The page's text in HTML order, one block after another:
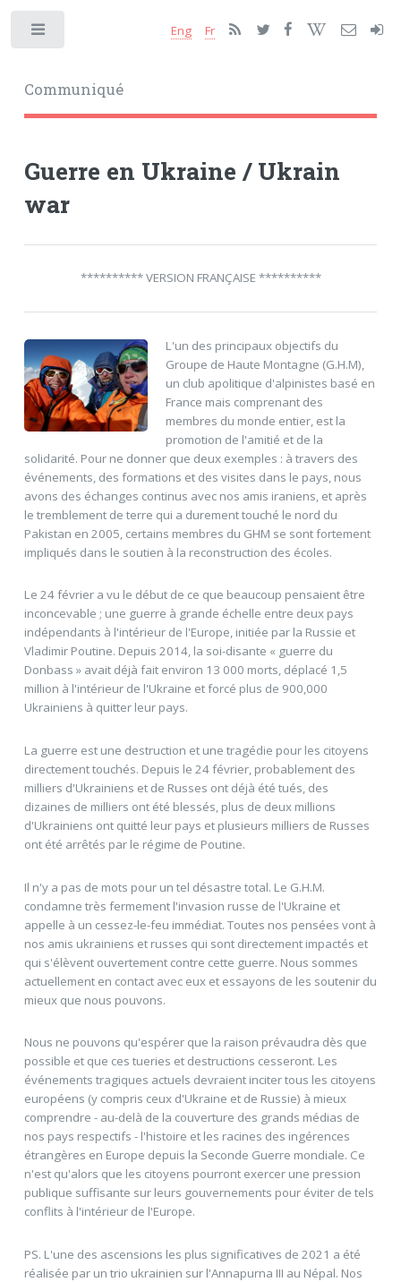
Communiqué
Eng Fr
Guerre en Ukraine / Ukrain
war
********** VERSION FRANÇAISE **********
L'un des principaux objectifs du
Groupe de Haute Montagne (G.H.M),
un club apolitique d'alpinistes basé en
France mais comprenant des
membres du monde entier, est la
promotion de l'amitié et de la
solidarité. Pour ne donner que deux exemples : à travers des
événements, des formations et des visites dans le pays, nous
avons des échanges continus avec nos amis iraniens, et après
le tremblement de terre qui a durement touché le nord du
Pakistan en 2005, certains membres du GHM se sont fortement
impliqués dans le soutien à la reconstruction des écoles.
Le 24 février a vu le début de ce que beaucoup pensaient être
inconcevable ; une guerre à grande échelle entre deux pays
indépendants à l'intérieur de l'Europe, initiée par la Russie et
Vladimir Poutine. Depuis 2014, la soi-disante « guerre du
Donbass » avait déjà fait environ 13 000 morts, déplacé 1,5
million à l'intérieur de l'Ukraine et forcé plus de 900,000
Ukrainiens à quitter leur pays.
La guerre est une destruction et une tragédie pour les citoyens
directement touchés. Depuis le 24 février, probablement des
milliers d'Ukrainiens et de Russes ont déjà été tués, des
dizaines de milliers ont été blessés, plus de deux millions
d'Ukrainiens ont quitté leur pays et plusieurs milliers de Russes
ont été arrêtés par le régime de Poutine.
Il n'y a pas de mots pour un tel désastre total. Le G.H.M.
condamne très fermement l'invasion russe de l'Ukraine et
appelle à un cessez-le-feu immédiat. Toutes nos pensées vont à
nos amis ukrainiens et russes qui sont directement impactés et
qui s'élèvent ouvertement contre cette guerre. Nous sommes
actuellement en contact avec eux et essayons de les soutenir du
mieux que nous pouvons.
Nous ne pouvons qu'espérer que la raison prévaudra dès que
possible et que ces tueries et destructions cesseront. Les
événements tragiques actuels devraient inciter tous les citoyens
européens (y compris ceux d'Ukraine et de Russie) à mieux
comprendre - au-delà de la couverture des grands médias de
nos pays respectifs - l'histoire et les racines des ingérences
étrangères en Europe depuis la Seconde Guerre mondiale. Ce
n'est qu'alors que les citoyens pourront exercer une pression
publique suffisante sur leurs gouvernements pour éviter de tels
conflits à l'intérieur de l'Europe.
PS. L'une des ascensions les plus significatives de 2021 a été
réalisée par un trio ukrainien sur l'Annapurna III au Népal. Nos